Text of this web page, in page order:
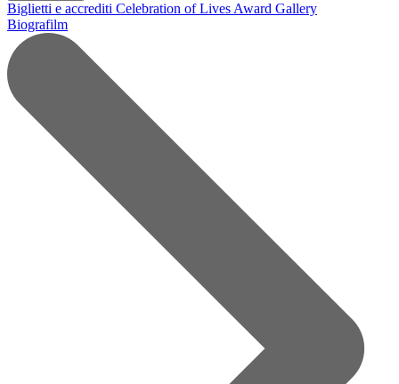
Biglietti e accrediti Celebration of Lives Award Gallery
Biografilm